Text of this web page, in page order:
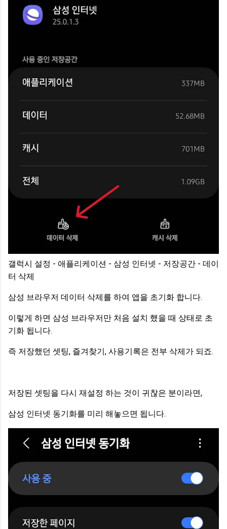
갤럭시 설정 - 애플리케이션 - 삼성 인터넷 - 저장공간 - 데이
터 삭제
삼성 브라우저 데이터 삭제를 하여 앱을 초기화 합니다.
이렇게 하면 삼성 브라우저만 처음 설치 했을 때 상태로 초
기화 됩니다.
즉 저장했던 셋팅, 즐겨찾기, 사용기록은 전부 삭제가 되죠.
저장된 셋팅을 다시 재설정 하는 것이 귀찮은 분이라면,
삼성 인터넷 동기화를 미리 해놓으면 됩니다.